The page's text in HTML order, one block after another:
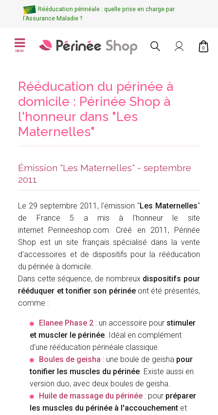
Rééducation périnéale : quelle prise en charge par
l'Assurance Maladie ?
MENU
0
Rééducation du périnée à
domicile : Périnée Shop à
l'honneur dans "Les
Maternelles"
Émission "Les Maternelles" - septembre
2011
Le 29 septembre 2011, l'émission "Les Maternelles"
de France 5 a mis à l'honneur le site
internet Perineeshop.com. Créé en 2011, Périnée
Shop est un site français spécialisé dans la vente
d'accessoires et de dispositifs pour la rééducation
du périnée à domicile.
Dans cette séquence, de nombreux dispositifs pour
rééduquer et tonifier son périnéeont été présentés,
comme :
Elanee Phase 2 : un accessoire pour stimuler
et muscler le périnée. Idéal en complément
d'une rééducation périnéale classique.
Boules de geisha : une boule de geisha pour
tonifier les muscles du périnée. Existe aussi en
version duo, avec deux boules de geisha.
Huile de massage du périnée : pour préparer
les muscles du périnée à l'accouchement et